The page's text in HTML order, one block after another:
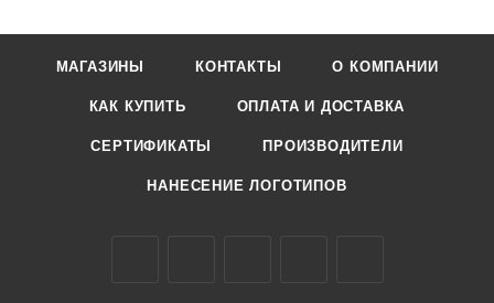
МАГАЗИНЫ КОНТАКТЫ О КОМПАНИИ
КАК КУПИТЬ ОПЛАТА И ДОСТАВКА
СЕРТИФИКАТЫ ПРОИЗВОДИТЕЛИ
НАНЕСЕНИЕ ЛОГОТИПОВ